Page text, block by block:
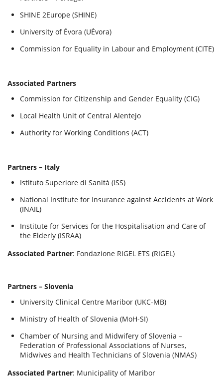
SHINE 2Europe (SHINE)
University of Évora (UÉvora)
Commission for Equality in Labour and Employment (CITE)
Associated Partners
Commission for Citizenship and Gender Equality (CIG)
Local Health Unit of Central Alentejo
Authority for Working Conditions (ACT)
Partners – Italy
Istituto Superiore di Sanità (ISS)
National Institute for Insurance against Accidents at Work
(INAIL)
Institute for Services for the Hospitalisation and Care of
the Elderly (ISRAA)
Associated Partner: Fondazione RIGEL ETS (RIGEL)
Partners – Slovenia
University Clinical Centre Maribor (UKC-MB)
Ministry of Health of Slovenia (MoH-SI)
Chamber of Nursing and Midwifery of Slovenia –
Federation of Professional Associations of Nurses,
Midwives and Health Technicians of Slovenia (NMAS)
Associated Partner: Municipality of Maribor